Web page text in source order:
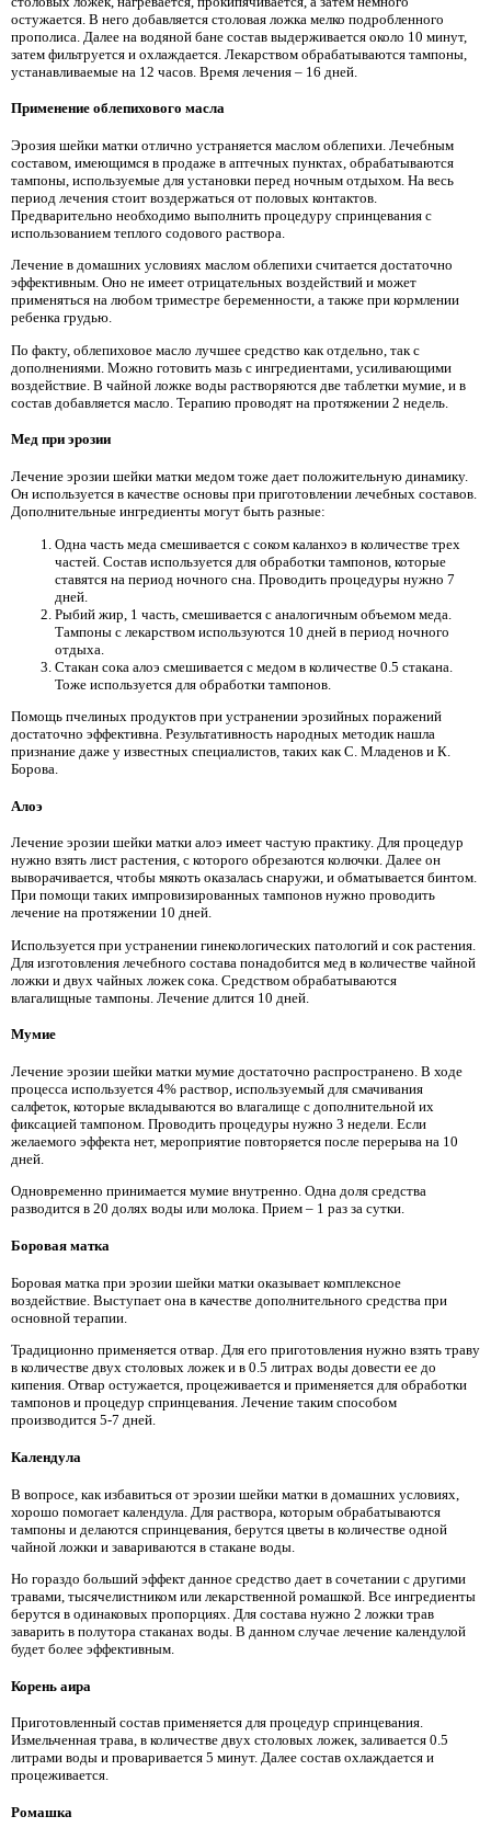
остужается. В него добавляется столовая ложка мелко подробленного
прополиса. Далее на водяной бане состав выдерживается около 10 минут,
затем фильтруется и охлаждается. Лекарством обрабатываются тампоны,
устанавливаемые на 12 часов. Время лечения – 16 дней.
Применение облепихового масла
Эрозия шейки матки отлично устраняется маслом облепихи. Лечебным
составом, имеющимся в продаже в аптечных пунктах, обрабатываются
тампоны, используемые для установки перед ночным отдыхом. На весь
период лечения стоит воздержаться от половых контактов.
Предварительно необходимо выполнить процедуру спринцевания с
использованием теплого содового раствора.
Лечение в домашних условиях маслом облепихи считается достаточно
эффективным. Оно не имеет отрицательных воздействий и может
применяться на любом триместре беременности, а также при кормлении
ребенка грудью.
По факту, облепиховое масло лучшее средство как отдельно, так с
дополнениями. Можно готовить мазь с ингредиентами, усиливающими
воздействие. В чайной ложке воды растворяются две таблетки мумие, и в
состав добавляется масло. Терапию проводят на протяжении 2 недель.
Мед при эрозии
Лечение эрозии шейки матки медом тоже дает положительную динамику.
Он используется в качестве основы при приготовлении лечебных составов.
Дополнительные ингредиенты могут быть разные:
Одна часть меда смешивается с соком каланхоэ в количестве трех
частей. Состав используется для обработки тампонов, которые
ставятся на период ночного сна. Проводить процедуры нужно 7
дней.
Рыбий жир, 1 часть, смешивается с аналогичным объемом меда.
Тампоны с лекарством используются 10 дней в период ночного
отдыха.
Стакан сока алоэ смешивается с медом в количестве 0.5 стакана.
Тоже используется для обработки тампонов.
Помощь пчелиных продуктов при устранении эрозийных поражений
достаточно эффективна. Результативность народных методик нашла
признание даже у известных специалистов, таких как С. Младенов и К.
Борова.
Алоэ
Лечение эрозии шейки матки алоэ имеет частую практику. Для процедур
нужно взять лист растения, с которого обрезаются колючки. Далее он
выворачивается, чтобы мякоть оказалась снаружи, и обматывается бинтом.
При помощи таких импровизированных тампонов нужно проводить
лечение на протяжении 10 дней.
Используется при устранении гинекологических патологий и сок растения.
Для изготовления лечебного состава понадобится мед в количестве чайной
ложки и двух чайных ложек сока. Средством обрабатываются
влагалищные тампоны. Лечение длится 10 дней.
Мумие
Лечение эрозии шейки матки мумие достаточно распространено. В ходе
процесса используется 4% раствор, используемый для смачивания
салфеток, которые вкладываются во влагалище с дополнительной их
фиксацией тампоном. Проводить процедуры нужно 3 недели. Если
желаемого эффекта нет, мероприятие повторяется после перерыва на 10
дней.
Одновременно принимается мумие внутренно. Одна доля средства
разводится в 20 долях воды или молока. Прием – 1 раз за сутки.
Боровая матка
Боровая матка при эрозии шейки матки оказывает комплексное
воздействие. Выступает она в качестве дополнительного средства при
основной терапии.
Традиционно применяется отвар. Для его приготовления нужно взять траву
в количестве двух столовых ложек и в 0.5 литрах воды довести ее до
кипения. Отвар остужается, процеживается и применяется для обработки
тампонов и процедур спринцевания. Лечение таким способом
производится 5-7 дней.
Календула
В вопросе, как избавиться от эрозии шейки матки в домашних условиях,
хорошо помогает календула. Для раствора, которым обрабатываются
тампоны и делаются спринцевания, берутся цветы в количестве одной
чайной ложки и завариваются в стакане воды.
Но гораздо больший эффект данное средство дает в сочетании с другими
травами, тысячелистником или лекарственной ромашкой. Все ингредиенты
берутся в одинаковых пропорциях. Для состава нужно 2 ложки трав
заварить в полутора стаканах воды. В данном случае лечение календулой
будет более эффективным.
Корень аира
Приготовленный состав применяется для процедур спринцевания.
Измельченная трава, в количестве двух столовых ложек, заливается 0.5
литрами воды и проваривается 5 минут. Далее состав охлаждается и
процеживается.
Ромашка